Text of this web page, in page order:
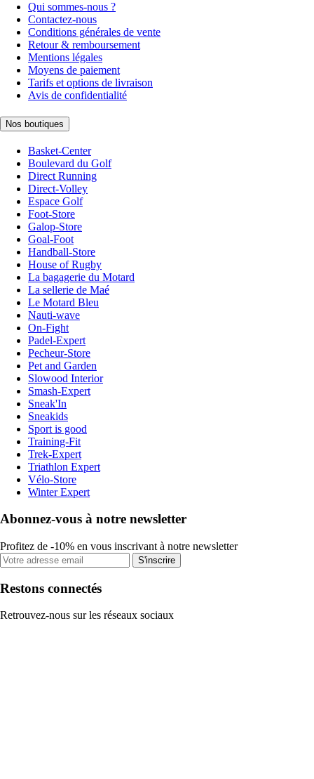
Qui sommes-nous ?
Contactez-nous
Conditions générales de vente
Retour & remboursement
Mentions légales
Moyens de paiement
Tarifs et options de livraison
Avis de confidentialité
Nos boutiques
Basket-Center
Boulevard du Golf
Direct Running
Direct-Volley
Espace Golf
Foot-Store
Galop-Store
Goal-Foot
Handball-Store
House of Rugby
La bagagerie du Motard
La sellerie de Maé
Le Motard Bleu
Nauti-wave
On-Fight
Padel-Expert
Pecheur-Store
Pet and Garden
Slowood Interior
Smash-Expert
Sneak'In
Sneakids
Sport is good
Training-Fit
Trek-Expert
Triathlon Expert
Vélo-Store
Winter Expert
Abonnez-vous à notre newsletter
Profitez de -10% en vous inscrivant à notre newsletter
S'inscrire
Restons connectés
Retrouvez-nous sur les réseaux sociaux